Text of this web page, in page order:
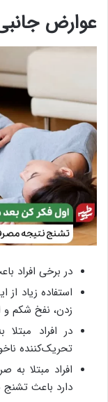
عوارض
در برخی افراد
استفاده زیاد از
زدن، نفخ شکم و
در افراد
تحریک‌کننده
افراد مبتلا به
دارد باعث